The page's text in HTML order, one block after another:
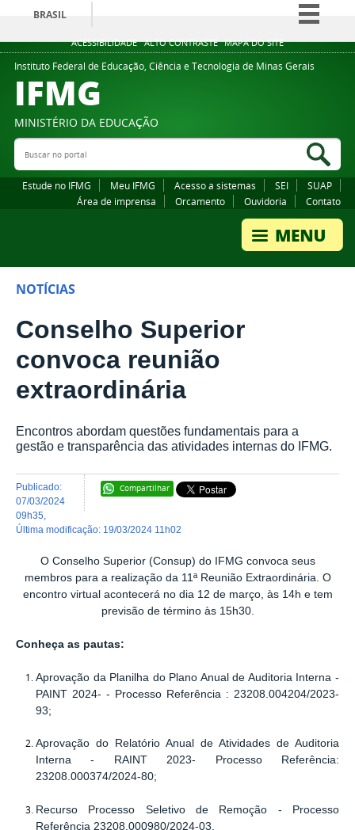
ACESSIBILIDADE ALTO CONTRASTE MAPA DO SITE
BRASIL
Simplifique!
Comunica BR
Legislação
Instituto Federal de Educação, Ciência e Tecnologia de Minas Gerais
IFMG
MINISTÉRIO DA EDUCAÇÃO
Buscar no portal
Estude no IFMG Meu IFMG Acesso a sistemas SEI
SUAP
Área de imprensa
Orcamento Ouvidoria Contato
NOTÍCIAS
Conselho Superior
convoca reunião
extraordinária
Encontros abordam questões fundamentais para a
gestão e transparência das atividades internas do IFMG.
Compartilhar
publicado:
07/03/2024
09h35
última modificação: 19/03/2024 11h02
O Conselho Superior (Consup) do IFMG convoca seus
membros para a realização da 11ª Reunião Extraordinária. O
encontro virtual acontecerá no dia 12 de março, às 14h e tem
previsão de término às 15h30.
Conheça as pautas:
Aprovação da Planilha do Plano Anual de Auditoria Interna -
PAINT 2024- - Processo Referência : 23208.004204/2023-
93;
Aprovação do Relatório Anual de Atividades de Auditoria
Interna - RAINT 2023- Processo Referência:
23208.000374/2024-80;
Recurso Processo Seletivo de Remoção - Processo
Referência 23208.000980/2024-03.